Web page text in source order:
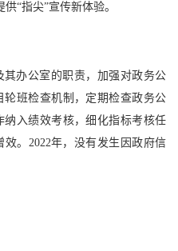
“指尖”宣传新体验。
办公室的职责，加强对政务公
班检查机制，定期检查政务公
入绩效考核，细化指标考核任
。2022年，没有发生因政府信